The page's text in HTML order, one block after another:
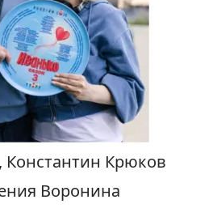
Крюков
Воронина